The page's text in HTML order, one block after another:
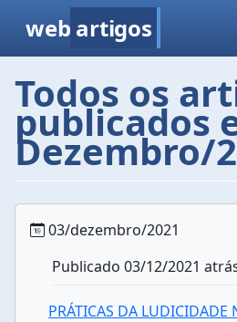
web artigos
Todos os
publicados
Dezembro/
03/dezembro/2021
Publicado 03/12/2021
PRÁTICAS DA LUDICIDADE